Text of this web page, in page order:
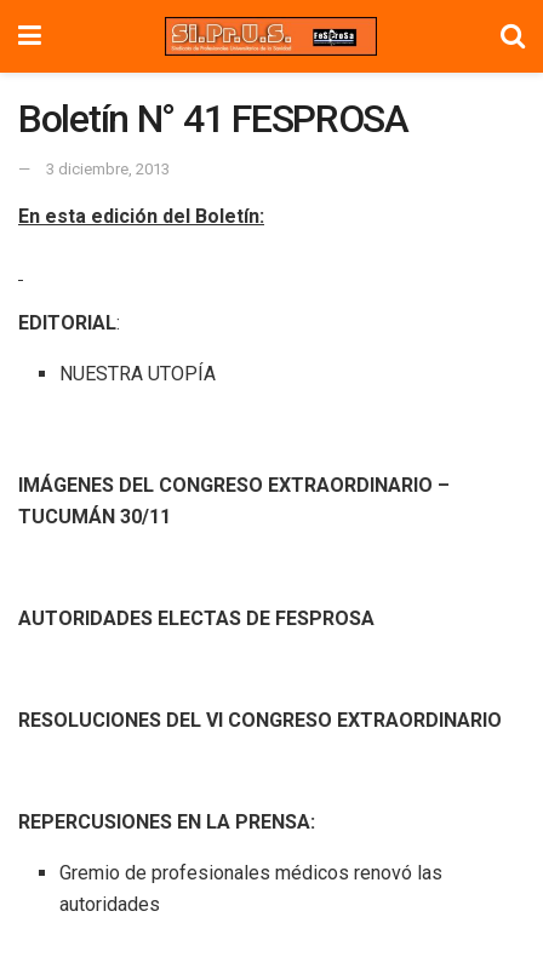
Boletín N° 41 FESPROSA
3 diciembre, 2013
En esta edición del Boletín:
EDITORIAL:
NUESTRA UTOPÍA
IMÁGENES DEL CONGRESO EXTRAORDINARIO –
TUCUMÁN 30/11
AUTORIDADES ELECTAS DE FESPROSA
RESOLUCIONES DEL VI CONGRESO EXTRAORDINARIO
REPERCUSIONES EN LA PRENSA:
Gremio de profesionales médicos renovó las
autoridades